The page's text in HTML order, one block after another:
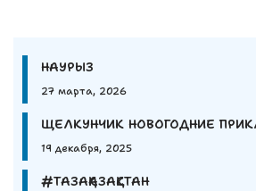
НАУРЫЗ
27 марта, 2026
ЩЕЛКУНЧИК НОВОГОДНИЕ
19 декабря, 2025
#ТАЗАҚАЗАҚСТАН